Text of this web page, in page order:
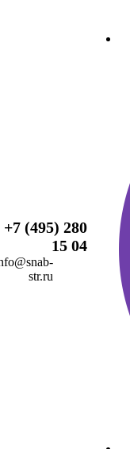
+7 (495) 280
15 04
str.ru